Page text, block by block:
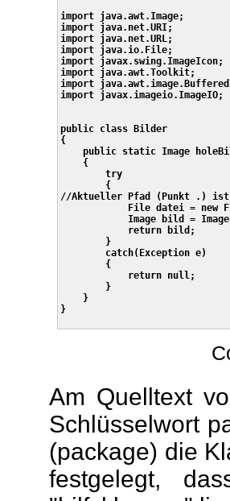
import java.awt.Image;
import java.net.URI;
import java.net.URL;
import java.io.File;
import javax.swing.ImageIcon;
import java.awt.Toolkit;
import
import javax.imageio.ImageIO;
public class Bilder
{
public static Image
    {
        try
        {
//Aktueller Pfad (Punkt .) ist
File datei = new
Image bild =
            return bild;
        }
        catch(Exception e)
        {
            return null;
        }
    }
}
Am Quelltext
Schlüsselwort
(package) die
festgelegt,